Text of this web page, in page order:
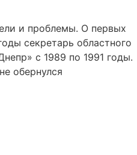
и проблемы. О первых
секретарь областного
с 1989 по 1991 годы.
обернулся